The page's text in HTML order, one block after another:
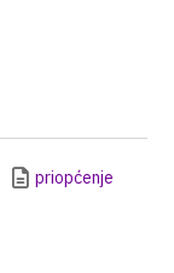
priopćenje